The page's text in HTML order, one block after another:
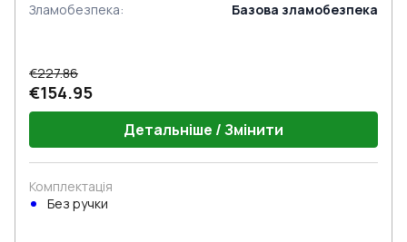
Зламобезпека: Базова зламобезпека
€227.86
€154.95
Детальніше / Змінити
Комплектація
Без ручки